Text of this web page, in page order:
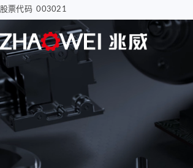
股票代码 003021
步进电机 编码器
汽车电子
电子驻车MGU